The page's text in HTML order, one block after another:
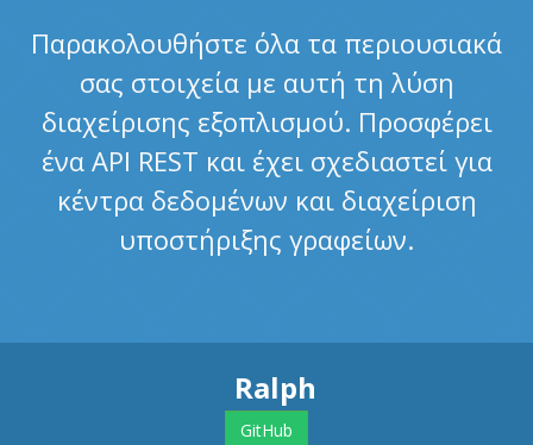
Παρακολουθήστε όλα τα περιουσιακά
σας στοιχεία με αυτή τη λύση
διαχείρισης εξοπλισμού. Προσφέρει
ένα API REST και έχει σχεδιαστεί για
κέντρα δεδομένων και διαχείριση
υποστήριξης γραφείων.
Ralph
GitHub